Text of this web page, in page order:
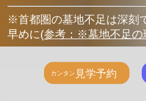
※首都圏の墓地不足は深刻
早めに(参考：※墓地不足の